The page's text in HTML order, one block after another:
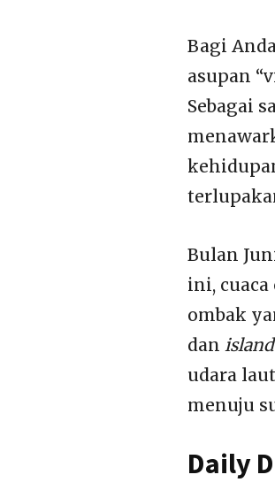
Bagi
asupan
Sebagai
Bulan
ini,
ombak
dan
udara
menuju
Daily